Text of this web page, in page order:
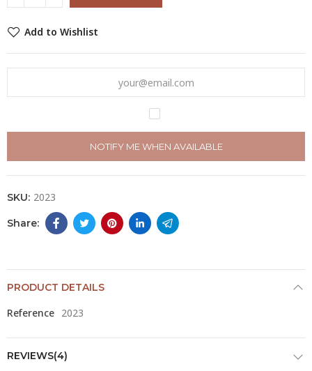
Add to Wishlist
NOTIFY ME WHEN AVAILABLE
SKU: 2023
PRODUCT DETAILS
Reference 2023
REVIEWS(4)